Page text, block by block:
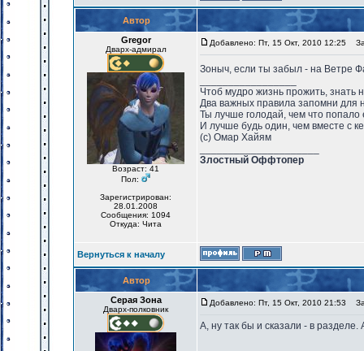
Автор
Gregor
Дварх-адмирал
Возраст: 41
Пол:
Зарегистрирован:
28.01.2008
Сообщения: 1094
Откуда: Чита
Добавлено: Пт, 15 Окт, 2010 12:25
Зоныч, если ты забыл - на Ветре
Чтоб мудро жизнь прожить, знать
Два важных правила запомни для
Ты лучше голодай, чем что попало
И лучше будь один, чем вместе с
(с) Омар Хайям
Злостный Оффтопер
Вернуться к началу
Автор
Серая Зона
Дварх-полковник
Добавлено: Пт, 15 Окт, 2010 21:53
А, ну так бы и сказали - в